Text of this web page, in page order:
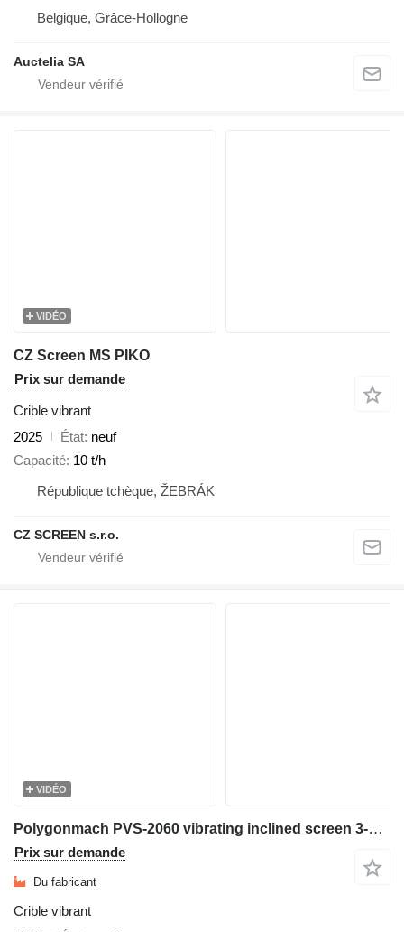
Belgique, Grâce-Hollogne
Auctelia SA
VIDÉO
CZ Screen MS PIKO
Prix sur demande
Crible vibrant
2025
État neuf
Capacité 10 t/h
République tchèque, ŽEBRÁK
CZ SCREEN s.r.o.
VIDÉO
Polygonmach PVS-2060 vibrating inclined screen 3-4 decks
Prix sur demande
Du fabricant
Crible vibrant